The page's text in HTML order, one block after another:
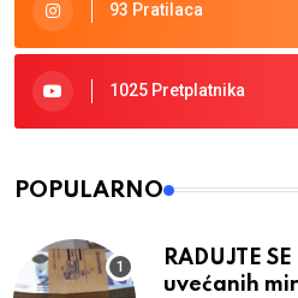
93 Pratilaca
1025 Pretplatnika
POPULARNO
RADUJTE
uvećanih